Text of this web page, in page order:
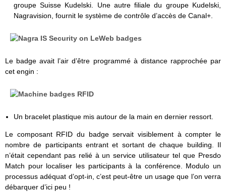
groupe Suisse Kudelski. Une autre filiale du groupe Kudelski,
Nagravision, fournit le système de contrôle d’accès de Canal+.
Le badge avait l’air d’être programmé à distance rapprochée par
cet engin :
Un bracelet plastique mis autour de la main en dernier ressort.
Le composant RFID du badge servait visiblement à compter le
nombre de participants entrant et sortant de chaque building. Il
n’était cependant pas relié à un service utilisateur tel que Presdo
Match pour localiser les participants à la conférence. Modulo un
processus adéquat d’opt-in, c’est peut-être un usage que l’on verra
débarquer d’ici peu !